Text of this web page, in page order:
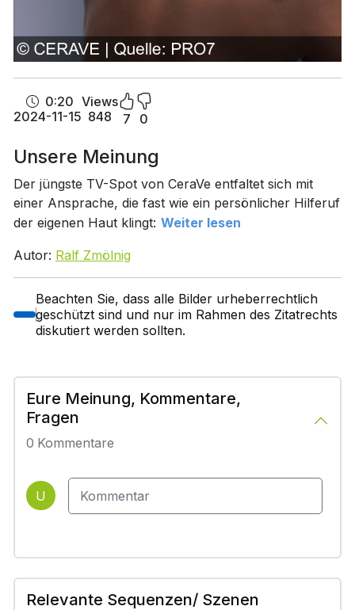
0:20
2024-11-15
Views
848
7 0
Unsere Meinung
Der jüngste TV-Spot von CeraVe entfaltet sich mit
einer Ansprache, die fast wie ein persönlicher Hilferuf
der eigenen Haut klingt: Weiter lesen
Autor: Ralf Zmölnig
Beachten Sie, dass alle Bilder urheberrechtlich
geschützt sind und nur im Rahmen des Zitatrechts
diskutiert werden sollten.
Eure Meinung, Kommentare,
Fragen
0 Kommentare
U
Relevante Sequenzen/ Szenen